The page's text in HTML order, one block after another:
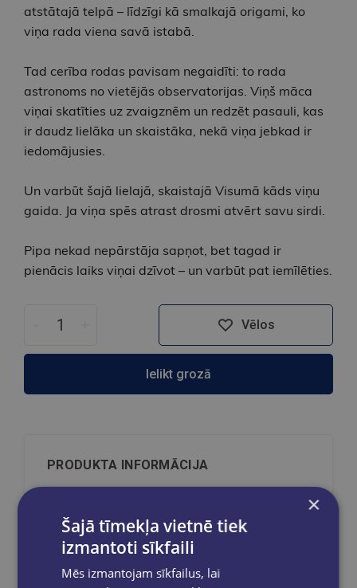
atstātajā telpā – līdzīgi kā smalkajā origami, ko
viņa rada viena savā istabā.
Tad cerība rodas pavisam negaidīti: to rada
astronoms no vietējās observatorijas. Viņš māca
viņai skatīties uz zvaigznēm un redzēt pasauli, kas
ir daudz lielāka un skaistāka, nekā viņa jebkad ir
iedomājusies.
Un varbūt šajā lielajā, skaistajā Visumā kāds viņu
gaida. Ja viņa spēs atrast drosmi atvērt savu sirdi.
Pipa nekad nepārstāja sapņot, bet tagad ir
pienācis laiks viņai dzīvot – un varbūt pat iemīlēties.
Vēlos
Ielikt grozā
PRODUKTA INFORMĀCIJA
Cecelia Ahern
Valoda:
Izdošanas gads:
×
Šajā tīmekļa vietnē tiek
izmantoti sīkfaili
Mēs izmantojam sīkfailus, lai